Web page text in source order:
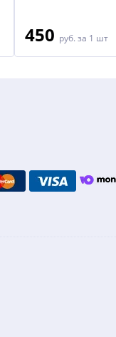
450 руб. за 1 шт